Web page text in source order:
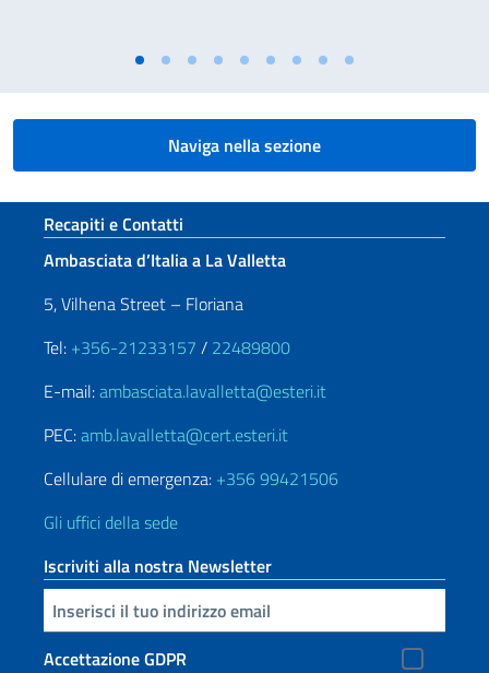
Naviga nella sezione
Sezione footer
Recapiti e Contatti
Ambasciata d’Italia a La Valletta
5, Vilhena Street – Floriana
Tel: +356-21233157 / 22489800
E-mail:ambasciata.lavalletta@esteri.it
PEC:amb.lavalletta@cert.esteri.it
Cellulare di emergenza: +356 99421506
Gli uffici della sede
Iscriviti alla nostra Newsletter
Inserisci la tua email
Accettazione GDPR